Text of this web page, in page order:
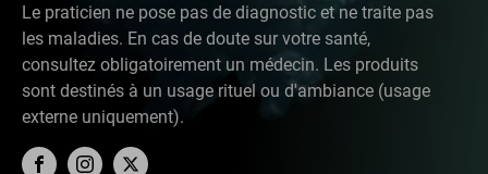
Le praticien ne pose pas de diagnostic et ne traite pas
les maladies. En cas de doute sur votre santé,
consultez obligatoirement un médecin. Les produits
sont destinés à un usage rituel ou d'ambiance (usage
externe uniquement).